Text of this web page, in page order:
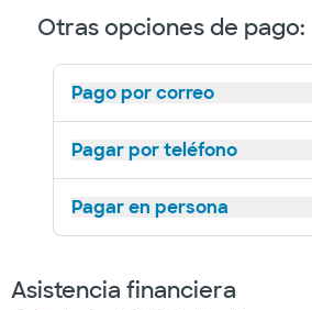
Otras opciones de pago:
Pago por correo
Pagar por teléfono
Pagar en persona
Asistencia financiera